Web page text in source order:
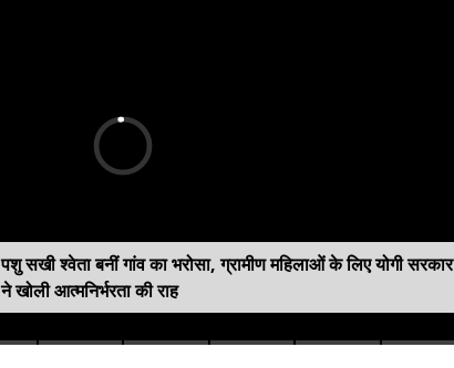
पशु सखी श्वेता बनीं गांव का भरोसा, ग्रामीण महिलाओं के लिए योगी सरकार
ने खोली आत्मनिर्भरता की राह